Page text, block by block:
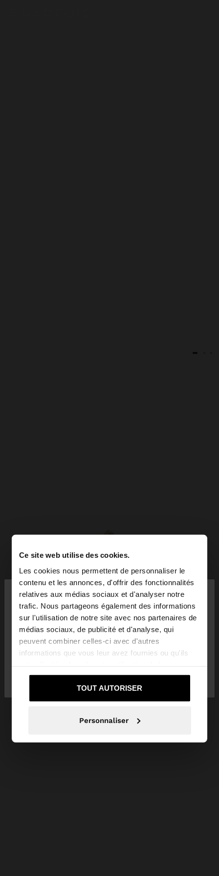
Ce site web utilise des cookies.
Les cookies nous permettent de personnaliser le
contenu et les annonces, d'offrir des fonctionnalités
relatives aux médias sociaux et d'analyser notre
trafic. Nous partageons également des informations
sur l'utilisation de notre site avec nos partenaires de
médias sociaux, de publicité et d'analyse, qui
peuvent combiner celles-ci avec d'autres
informations que vous leur avez fournies ou qu'ils
services.
TOUT AUTORISER
Personnaliser
bonjour ×
Vous accédez au site depuis Suisse. Voulez-vous
parcourir notre site au United States?